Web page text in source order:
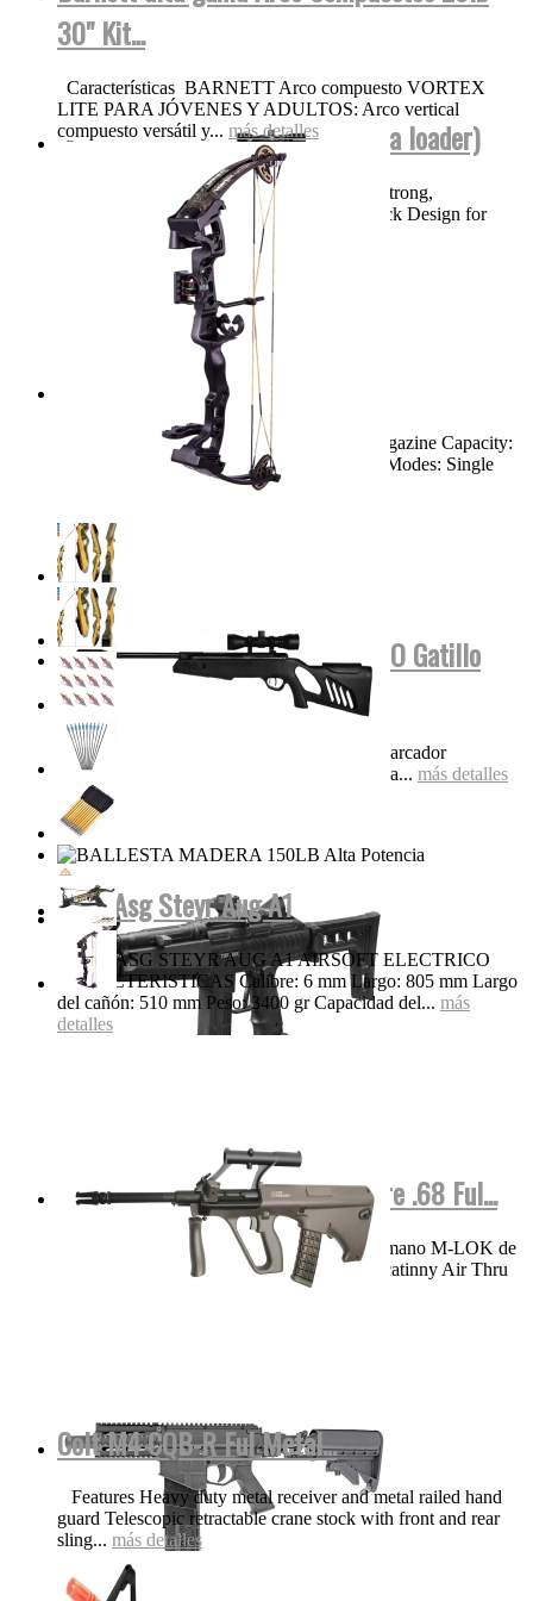
BT TM15 NEGRA FUL AUTO (para loader)
Product Features High Performance, Ultra Strong,
Lightweight Magnesium Body Bolt Out Back Design for
Easy Cleaning and...más detalles
Tippmann Stryker MP1 FUL AUTO Gatillo
Eléctrico...
Características Super liviana y compacta Marcador
electroneumático completo Diseño de válvula... más detalles
M17 COLOR Negra Valken Calibre .68 Ful...
VIDEO Funciones y detalles Protector de mano M-LOK de
aluminio ligero de 8.25 pulgadas con riel Picatinny Air Thru
Swiss Arms TAC-1...
Dimensions: 46.25" Weight: 8.3 LBS Magazine Capacity:
Single Shot Muzzle Velocity: 900 FPS Fire Modes: Single
Rifle Asg Steyr Aug A1
RIFLE ASG STEYR AUG A1 AIRSOFT ELECTRICO
CARACTERISTICAS Calibre: 6 mm Largo: 805 mm Largo
del cañón: 510 mm Peso: 3400 gr Capacidad del... más
detalles
Colt M4 CQB-R Ful Metal...
Features Heavy duty metal receiver and metal railed hand
guard Telescopic retractable crane stock with front and rear
sling... más detalles
30" Kit...
Características BARNETT Arco compuesto VORTEX
LITE PARA JÓVENES Y ADULTOS: Arco vertical
compuesto versátil y... más detalles